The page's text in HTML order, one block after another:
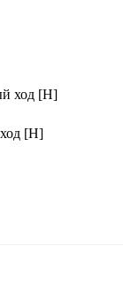
ход [Н]
ход [Н]